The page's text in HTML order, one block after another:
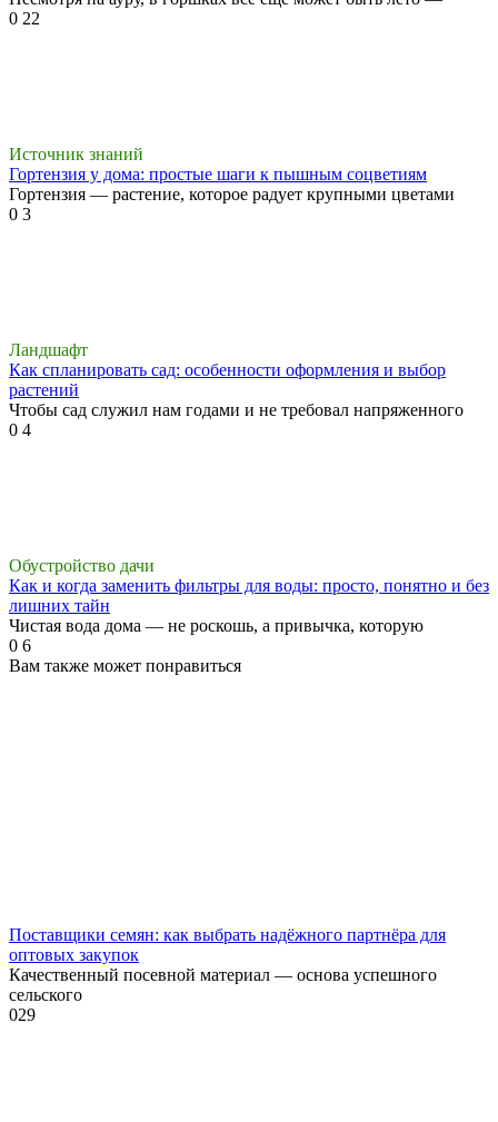
0 22
Источник знаний
Гортензия у дома: простые шаги к пышным соцветиям
Гортензия — растение, которое радует крупными цветами
0 3
Ландшафт
Как спланировать сад: особенности оформления и выбор
растений
Чтобы сад служил нам годами и не требовал напряженного
0 4
Обустройство дачи
Как и когда заменить фильтры для воды: просто, понятно и без
лишних тайн
Чистая вода дома — не роскошь, а привычка, которую
0 6
Вам также может понравиться
Поставщики семян: как выбрать надёжного партнёра для
оптовых закупок
Качественный посевной материал — основа успешного
сельского
029